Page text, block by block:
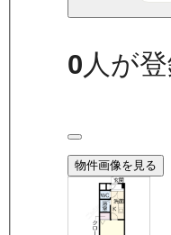
0 人が
物件画像を見る